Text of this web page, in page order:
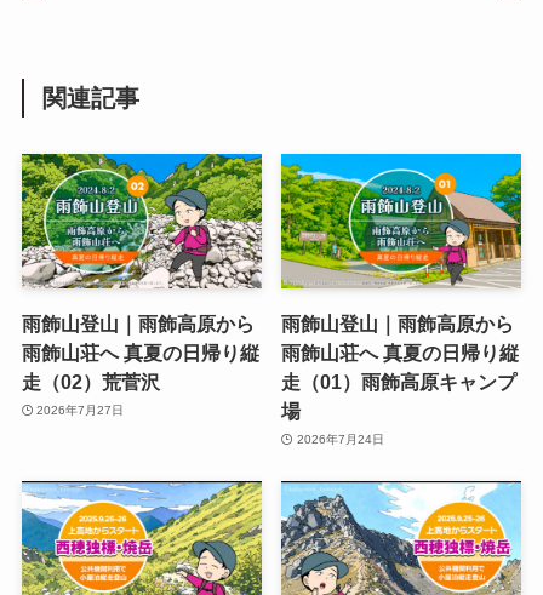
関連記事
雨飾山登山｜雨飾高原から
雨飾山荘へ 真夏の日帰り縦
走（02）荒菅沢
2026年7月27日
雨飾山登山｜雨飾高原から
雨飾山荘へ 真夏の日帰り縦
走（01）雨飾高原キャンプ
場
2026年7月24日